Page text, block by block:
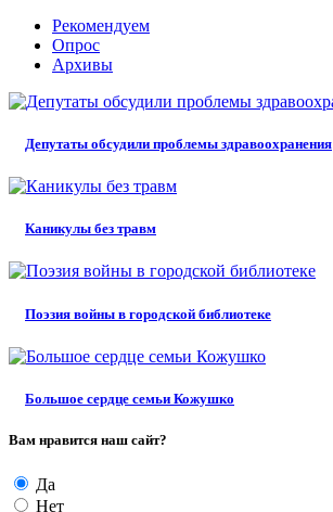
Рекомендуем
Опрос
Архивы
Депутаты обсудили проблемы здравоохранения
Каникулы без травм
Поэзия войны в городской библиотеке
Большое сердце семьи Кожушко
Вам нравится наш сайт?
Да
Нет